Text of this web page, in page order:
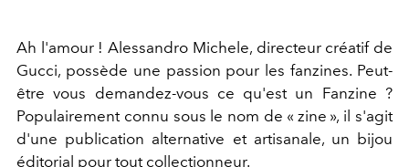
Ah l'amour ! Alessandro Michele, directeur créatif de
Gucci, possède une passion pour les fanzines. Peut-
être vous demandez-vous ce qu'est un Fanzine ?
Populairement connu sous le nom de « zine », il s'agit
d'une publication alternative et artisanale, un bijou
éditorial pour tout collectionneur.